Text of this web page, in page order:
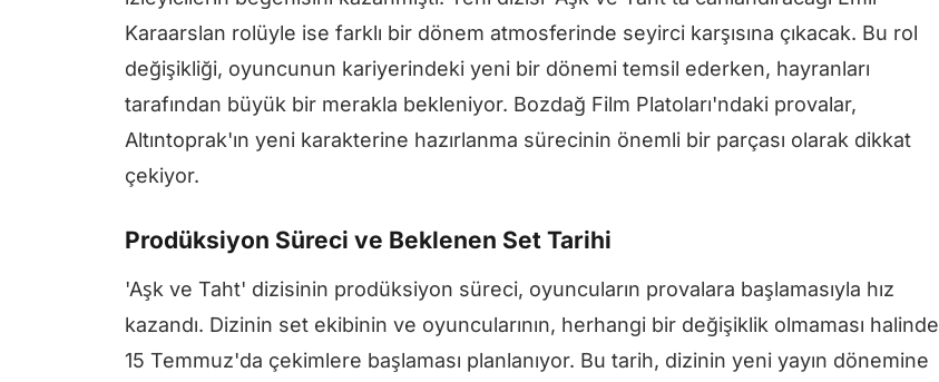
Karaarslan rolüyle ise farklı bir dönem atmosferinde seyirci karşısına çıkacak. Bu rol
değişikliği, oyuncunun kariyerindeki yeni bir dönemi temsil ederken, hayranları
tarafından büyük bir merakla bekleniyor. Bozdağ Film Platoları'ndaki provalar,
Altıntoprak'ın yeni karakterine hazırlanma sürecinin önemli bir parçası olarak dikkat
çekiyor.
Prodüksiyon Süreci ve Beklenen Set Tarihi
'Aşk ve Taht' dizisinin prodüksiyon süreci, oyuncuların provalara başlamasıyla hız
kazandı. Dizinin set ekibinin ve oyuncularının, herhangi bir değişiklik olmaması halinde
15 Temmuz'da çekimlere başlaması planlanıyor. Bu tarih, dizinin yeni yayın dönemine